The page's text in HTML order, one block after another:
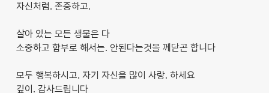
자신처럼. 존중하고.
살아 있는 모든 생물은 다
소중하고 함부로 해서는. 안된다는것을 께닫곤 합니다
모두 행복하시고. 자기 자신을 많이 사랑. 하세요
깊이. 감사드립니다